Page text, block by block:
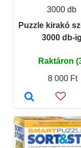
3000 db
Puzzle kirakó
3000 db-ig
Raktáron
8 000 Ft